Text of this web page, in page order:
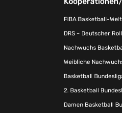
FIBA Basketball-
DRS – Deutscher
Nachwuchs
Weibliche
Basketball
2. Basketball
Damen Basketball